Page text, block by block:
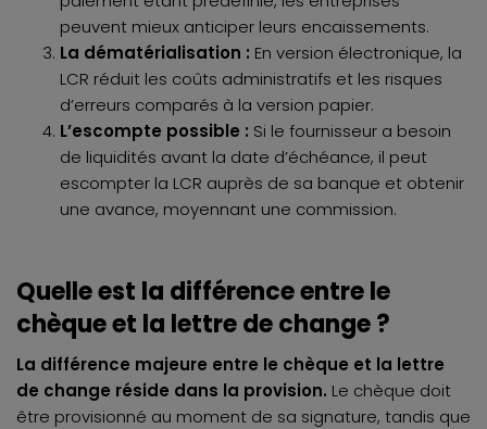
peuvent mieux anticiper leurs encaissements.
La dématérialisation : En version électronique, la
LCR réduit les coûts administratifs et les risques
d’erreurs comparés à la version papier.
L’escompte possible : Si le fournisseur a besoin
de liquidités avant la date d’échéance, il peut
escompter la LCR auprès de sa banque et obtenir
une avance, moyennant une commission.
Quelle est la différence entre le
chèque et la lettre de change ?
La différence majeure entre le chèque et la lettre
de change réside dans la provision. Le chèque doit
être provisionné au moment de sa signature, tandis que